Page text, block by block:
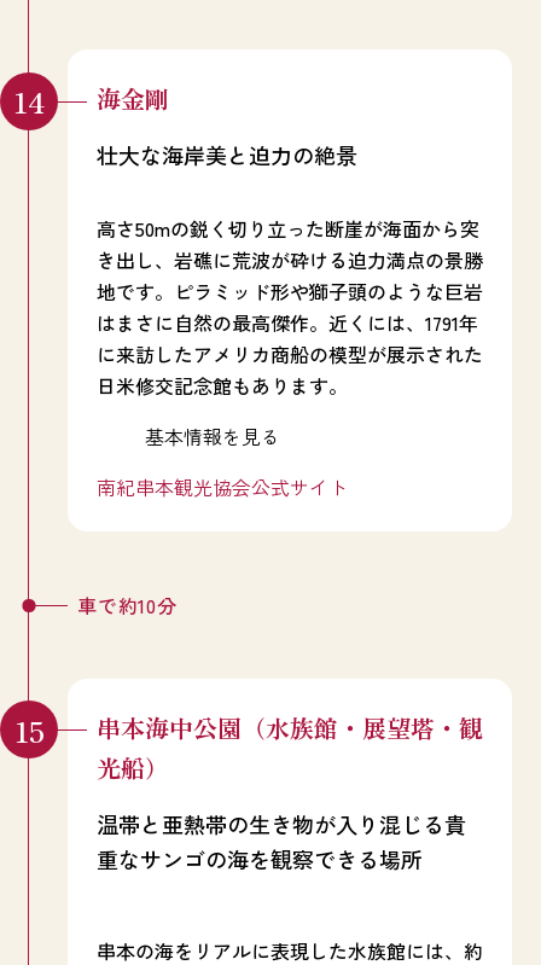
海金剛
壮大な海岸美と迫力の絶景
高さ50mの鋭く切り立った断崖が海面から突
き出し、岩礁に荒波が砕ける迫力満点の景勝
地です。ピラミッド形や獅子頭のような巨岩
はまさに自然の最高傑作。近くには、1791年
に来訪したアメリカ商船の模型が展示された
日米修交記念館もあります。
基本情報を見る
南紀串本観光協会公式サイト
車で約10分
串本海中公園（水族館・展望塔・観
光船）
温帯と亜熱帯の生き物が入り混じる貴
重なサンゴの海を観察できる場所
串本の海をリアルに表現した水族館には、約